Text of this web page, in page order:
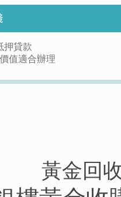
押貸款
值適合辦理
黃金回